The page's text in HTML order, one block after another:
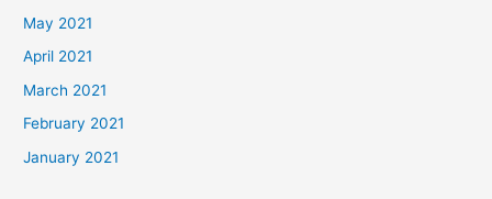
May 2021
April 2021
March 2021
February 2021
January 2021